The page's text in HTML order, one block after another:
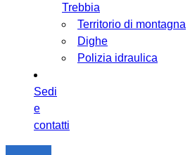
Trebbia
Territorio di montagna
Dighe
Polizia idraulica
Sedi
e
contatti